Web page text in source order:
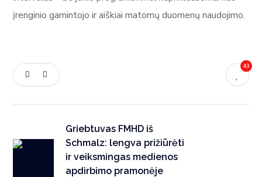
įrenginio gamintojo ir aiškiai matomų duomenų naudojimo.
43
Griebtuvas FMHD iš
Schmalz: lengva prižiūrėti
ir veiksmingas medienos
apdirbimo pramonėje